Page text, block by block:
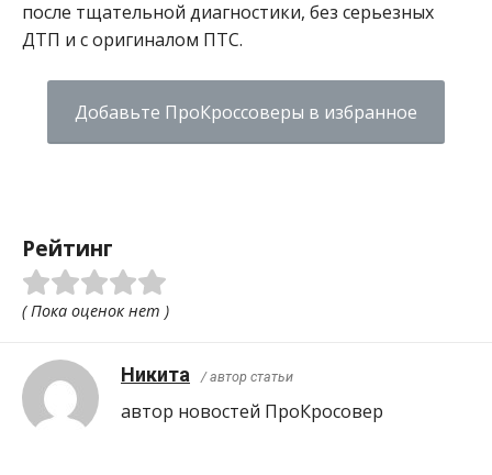
после тщательной диагностики, без серьезных
ДТП и с оригиналом ПТС.
Добавьте ПроКроссоверы в избранное
Рейтинг
( Пока оценок нет )
Никита / автор статьи
автор новостей ПроКросовер